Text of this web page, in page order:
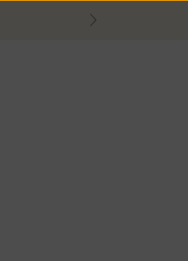
Suivant